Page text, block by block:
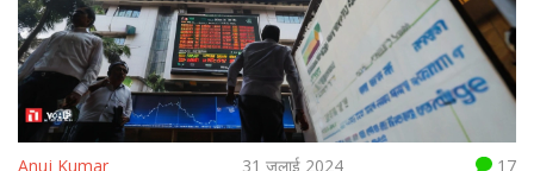
Anuj Kumar 31 जुलाई 2024 17